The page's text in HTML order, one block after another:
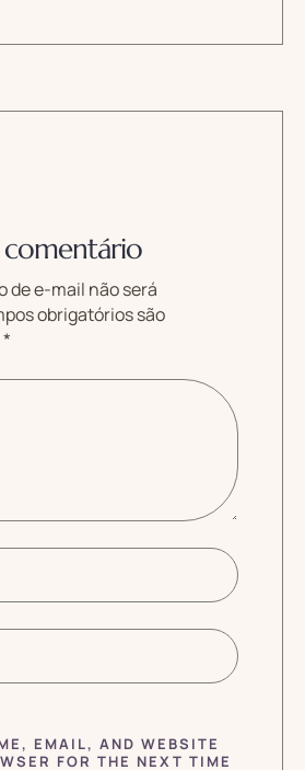
de e-mail não será
obrigatórios são
*
EMAIL, AND WEBSITE
FOR THE NEXT TIME